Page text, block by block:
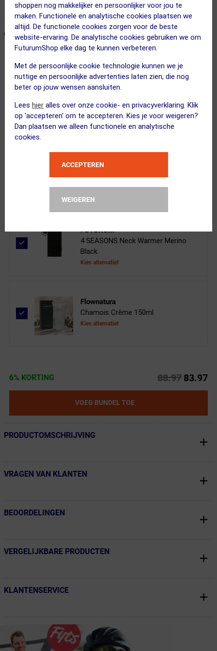
shoppen nog makkelijker en persoonlijker voor jou te
maken. Functionele en analytische cookies plaatsen we
altijd. De functionele cookies zorgen voor de beste
website-ervaring. De analytische cookies gebruiken we om
FuturumShop elke dag te kunnen verbeteren.
Met de persoonlijke cookie technologie kunnen we je
nuttige en persoonlijke advertenties laten zien, die nog
beter op jouw wensen aansluiten.
Lees hier alles over onze cookie- en privacyverklaring. Klik
op 'accepteren' om te accepteren. Kies je voor weigeren?
Dan plaatsen we alleen functionele en analytische
cookies.
ACCEPTEREN
WEIGEREN
365 dagen retourrecht
← Terug naar productnavigatie
ONZE AANBEVOLEN COMBINATIE
GripGrab
UPF 50+ Lightweight Summer Skull Ca...
Kies alternatief
FUTURUM
4 SEASONS Neck Warmer Merino
Black
Kies alternatief
Flownatura
Chamois Crème 150ml
Kies alternatief
6% KORTING 88.97 83.97
VOEG BUNDEL TOE
← Terug naar productnavigatie
PRODUCTOMSCHRIJVING
← Terug naar productnavigatie
VRAGEN VAN KLANTEN
← Terug naar productnavigatie
BEOORDELINGEN
← Terug naar productnavigatie
VERGELIJKBARE PRODUCTEN
← Terug naar productnavigatie
KLANTENSERVICE